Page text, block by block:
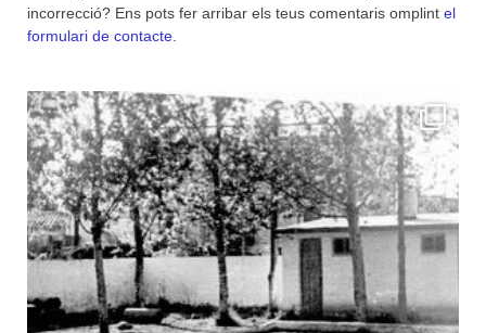
incorrecció? Ens pots fer arribar els teus comentaris omplint el
formulari de contacte